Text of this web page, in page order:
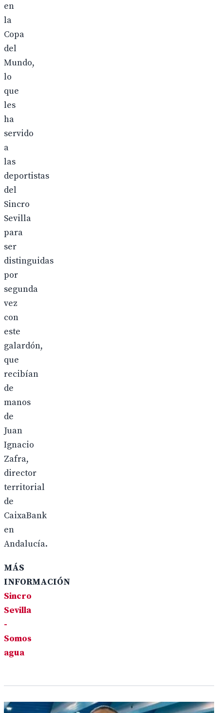
en
la
Copa
del
Mundo,
lo
que
les
ha
servido
a
las
deportistas
del
Sincro
Sevilla
para
ser
distinguidas
por
segunda
vez
con
este
galardón,
que
recibían
de
manos
de
Juan
Ignacio
Zafra,
director
territorial
de
CaixaBank
en
Andalucía.
MÁS
INFORMACIÓN
Sincro
Sevilla
-
Somos
agua